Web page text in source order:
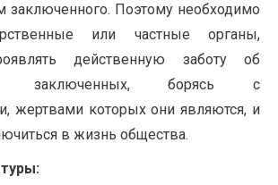
заключенного. Поэтому необходимо
или частные органы,
действенную заботу об
заключенных, борясь с
жертвами которых они являются, и
в жизнь общества.